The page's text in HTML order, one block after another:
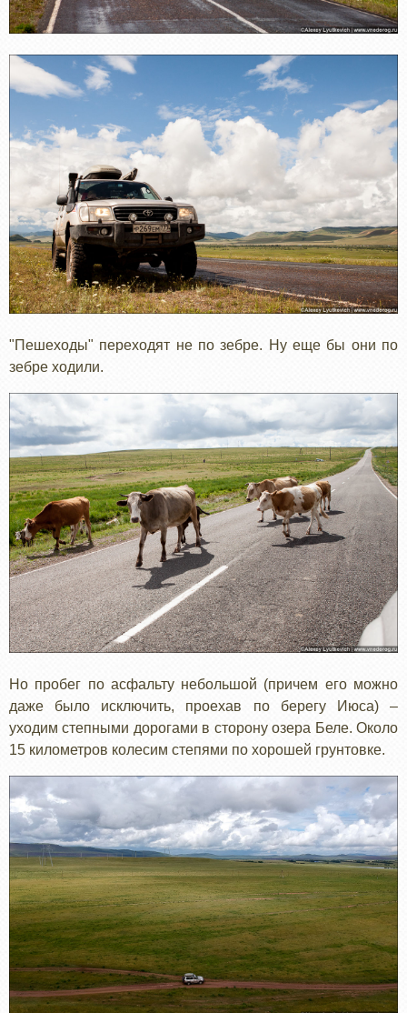
"Пешеходы" переходят не по зебре. Ну еще бы они по
зебре ходили.
Но пробег по асфальту небольшой (причем его можно
даже было исключить, проехав по берегу Июса) –
уходим степными дорогами в сторону озера Беле. Около
15 километров колесим степями по хорошей грунтовке.